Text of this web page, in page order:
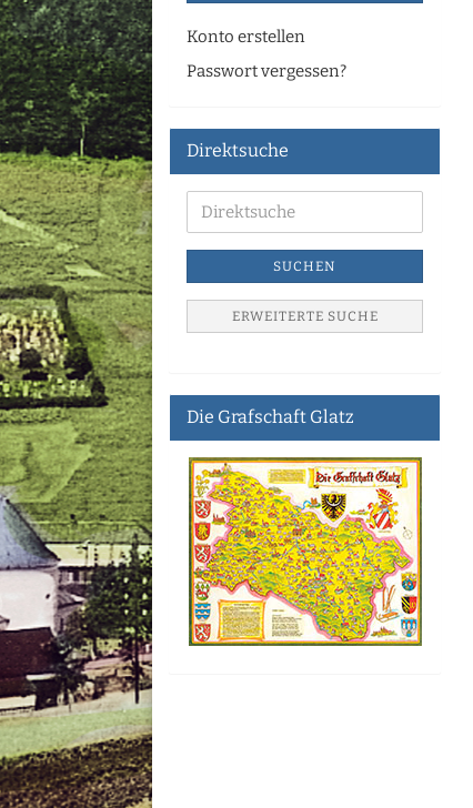
Konto erstellen
Passwort vergessen?
Direktsuche
SUCHEN
ERWEITERTE SUCHE
Die Grafschaft Glatz